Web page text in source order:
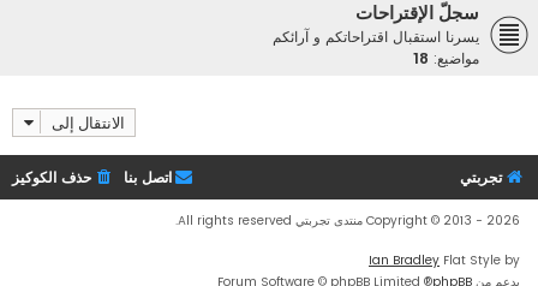
سجلّ الإقتراحات
يسرنا استقبال اقتراحاتكم و آرائكم
مواضيع: 18
الانتقال إلى
تجربتي حذف الكوكيز اتصل بنا
Copyright © 2013 - 2026 منتدى تجربتي All rights reserved.
Flat Style by
Ian Bradley
بدعم من phpBB
® Forum Software © phpBB Limited